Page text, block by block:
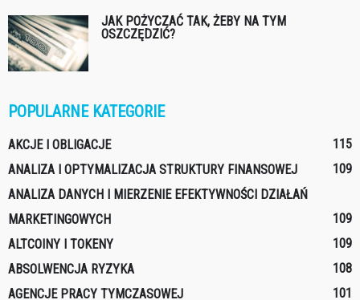
JAK POŻYCZAĆ TAK, ŻEBY NA TYM
OSZCZĘDZIĆ?
POPULARNE KATEGORIE
AKCJE I OBLIGACJE
115
ANALIZA I OPTYMALIZACJA STRUKTURY FINANSOWEJ
109
ANALIZA DANYCH I MIERZENIE EFEKTYWNOŚCI DZIAŁAŃ
MARKETINGOWYCH
109
ALTCOINY I TOKENY
109
ABSOLWENCJA RYZYKA
108
AGENCJE PRACY TYMCZASOWEJ
101